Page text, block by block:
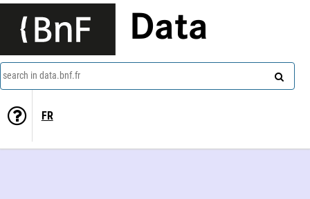
Data
search in data.bnf.fr
FR